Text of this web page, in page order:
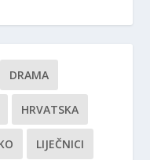
DRAMA
HRVATSKA
LIJEČNICI